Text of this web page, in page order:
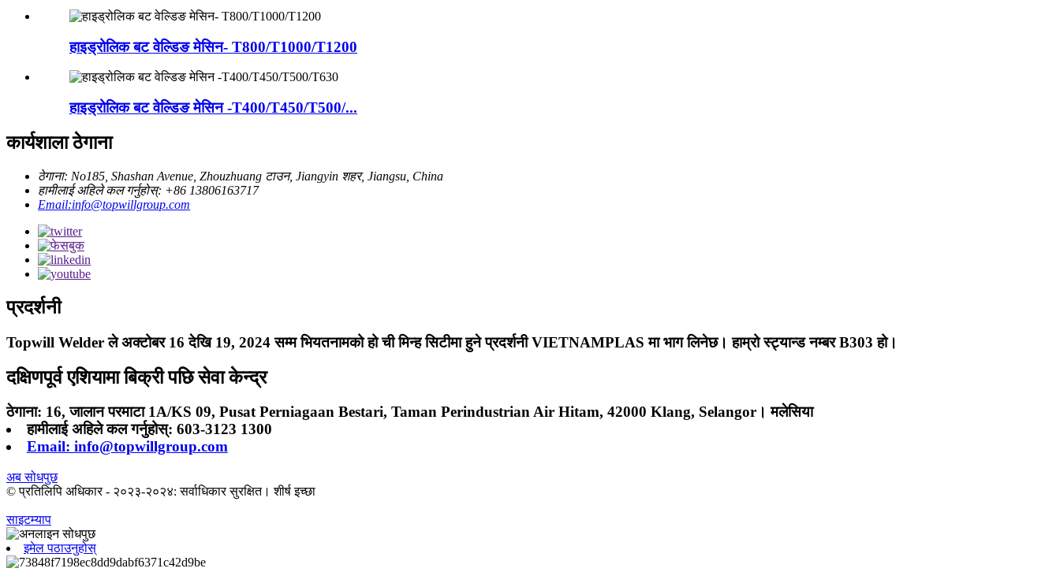
हाइड्रोलिक बट वेल्डिङ मेसिन- T800/T1000/T1200
हाइड्रोलिक बट वेल्डिङ मेसिन -T400/T450/T500/...
कार्यशाला ठेगाना
ठेगाना: No185, Shashan Avenue, Zhouzhuang टाउन, Jiangyin शहर, Jiangsu, China
हामीलाई अहिले कल गर्नुहोस्: +86 13806163717
Email:info@topwillgroup.com
प्रदर्शनी
Topwill Welder ले अक्टोबर 16 देखि 19, 2024 सम्म भियतनामको हो ची मिन्ह सिटीमा हुने प्रदर्शनी VIETNAMPLAS मा भाग लिनेछ। हाम्रो स्ट्यान्ड नम्बर B303 हो।
दक्षिणपूर्व एशियामा बिक्री पछि सेवा केन्द्र
ठेगाना: 16, जालान परमाटा 1A/KS 09, Pusat Perniagaan Bestari, Taman Perindustrian Air Hitam, 42000 Klang, Selangor। मलेसिया
हामीलाई अहिले कल गर्नुहोस्: 603-3123 1300
Email: info@topwillgroup.com
अब सोधपुछ
© प्रतिलिपि अधिकार - २०२३-२०२४: सर्वाधिकार सुरक्षित। शीर्ष इच्छा
साइटम्याप
इमेल पठाउनुहोस्